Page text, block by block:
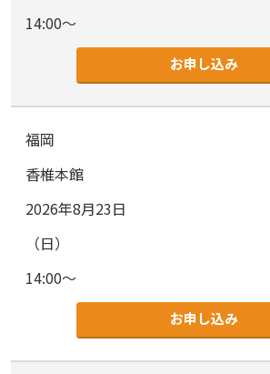
14:00～
お申し込み
福岡
香椎本館
2026年8月23日
（日）
14:00～
お申し込み